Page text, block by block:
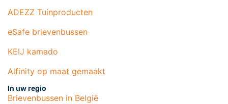
ADEZZ Tuinproducten
eSafe brievenbussen
KEIJ kamado
Alfinity op maat gemaakt
In uw regio
Brievenbussen in België